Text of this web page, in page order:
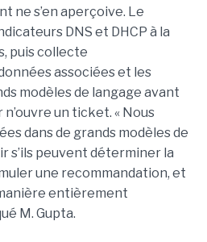
ne s’en aperçoive. Le
DNS et DHCP à la
puis collecte
associées et les
modèles de langage avant
un ticket. « Nous
dans de grands modèles de
s’ils peuvent déterminer la
une recommandation, et
entièrement
M. Gupta.